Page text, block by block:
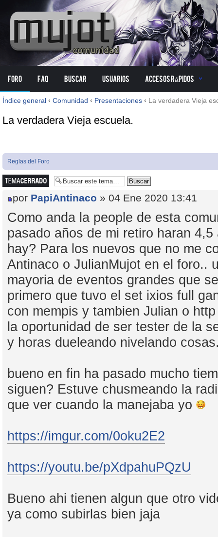
Foro FAQ Buscar Usuarios Accesos Rápidos
Índice general ‹ Comunidad ‹ Presentaciones ‹ La verdadera Vieja
La verdadera Vieja escuela.
Reglas del Foro
Tema cerrado
por PapiAntinaco » 04 Ene 2020 13:41
Como anda la people de esta
pasado años de mi retiro haran
hay? Para los nuevos que no me
Antinaco o JulianMujot en el foro..
mayoria de eventos grandes que
primero que tuvo el set ixios full
con mempis y tambien Julian o
la oportunidad de ser tester de la
y horas dueleando nivelando
bueno en fin ha pasado mucho
siguen? Estuve chusmeando la
que ver cuando la manejaba yo
https://imgur.com/0oku2E2
https://youtu.be/pXdpahuPQzU
Bueno ahi tienen algun que otro
ya como subirlas bien jaja